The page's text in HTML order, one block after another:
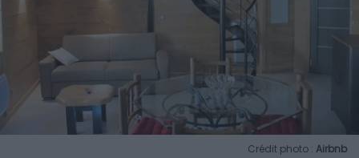
Crédit photo : Airbnb